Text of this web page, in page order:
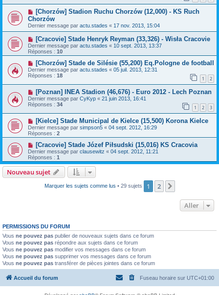
[Chorzów] Stadion Ruchu Chorzów (12,000) - KS Ruch
Chorzów
Dernier message par actu.stades « 17 nov. 2013, 15:04
[Cracovie] Stade Henryk Reyman (33,326) - Wisła Cracovie
Dernier message par actu.stades « 10 sept. 2013, 13:37
Réponses : 10
[Chorzów] Stade de Silésie (55,200) Eq.Pologne de football
Dernier message par actu.stades « 05 juil. 2013, 12:31
Réponses : 18 1 2
[Poznan] INEA Stadion (46,676) - Euro 2012 - Lech Poznan
Dernier message par CyKyp « 21 juin 2013, 16:41
Réponses : 34 1 2 3
[Kielce] Stade Municipal de Kielce (15,500) Korona Kielce
Dernier message par simpson5 « 04 sept. 2012, 16:29
Réponses : 2
[Cracovie] Stade Józef Piłsudski (15,016) KS Cracovia
Dernier message par clausewitz « 04 sept. 2012, 11:21
Réponses : 1
Nouveau sujet
Marquer les sujets comme lus • 29 sujets 1 2
Aller
PERMISSIONS DU FORUM
Vous ne pouvez pas publier de nouveaux sujets dans ce forum
Vous ne pouvez pas répondre aux sujets dans ce forum
Vous ne pouvez pas modifier vos messages dans ce forum
Vous ne pouvez pas supprimer vos messages dans ce forum
Vous ne pouvez pas transférer de pièces jointes dans ce forum
Accueil du forum Fuseau horaire sur UTC+01:00